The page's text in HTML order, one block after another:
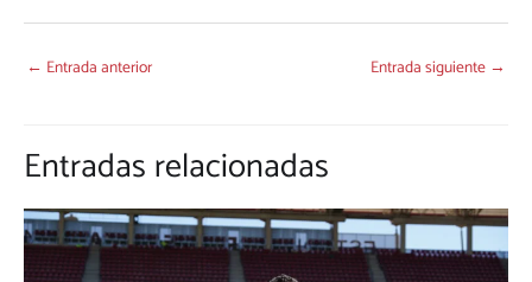
← Entrada anterior Entrada siguiente →
Entradas relacionadas